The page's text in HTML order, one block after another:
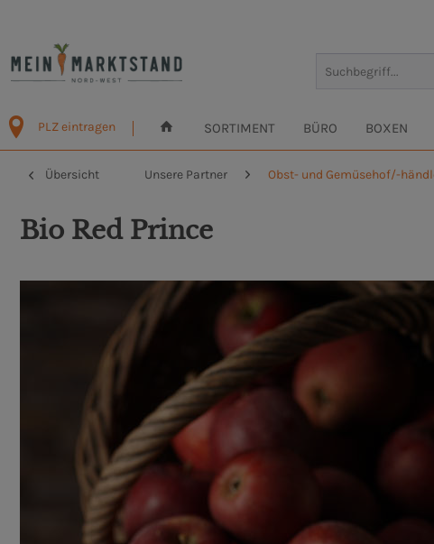
PLZ eintragen SORTIMENT BÜRO BOXEN
Übersicht Unsere Partner Obst- und Gemüsehof/-
Bio Red Prince